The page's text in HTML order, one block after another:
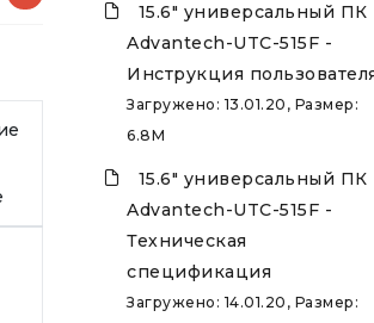
15.6" универсальный ПК
Advantech-UTC-515F -
Инструкция
Загружено: 13.01.20, Размер:
6.8M
15.6" универсальный ПК
Advantech-UTC-515F -
Техническая
спецификация
Загружено: 14.01.20, Размер: